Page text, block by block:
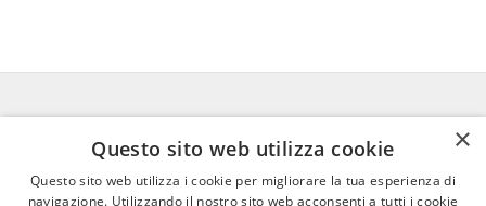
FEDERICO MOTTA EDITORE
02 300761– info@mottaeditore.it–
×
Questo sito web utilizza cookie
Questo sito web utilizza i cookie per migliorare la tua esperienza di
navigazione. Utilizzando il nostro sito web acconsenti a tutti i cookie